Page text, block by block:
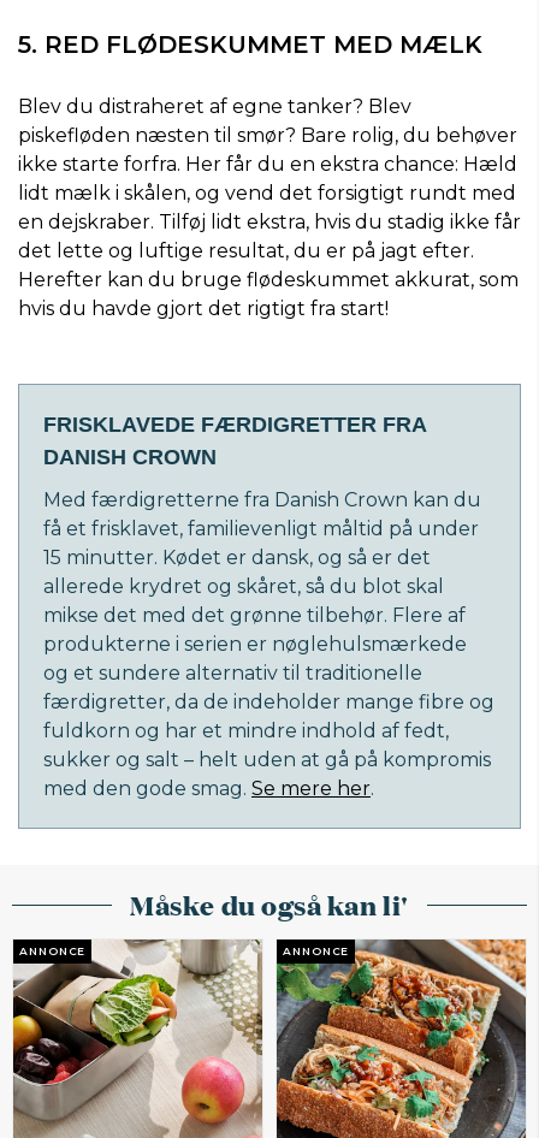
5. RED FLØDESKUMMET MED MÆLK
Blev du distraheret af egne tanker? Blev
piskefløden næsten til smør? Bare rolig, du behøver
ikke starte forfra. Her får du en ekstra chance: Hæld
lidt mælk i skålen, og vend det forsigtigt rundt med
en dejskraber. Tilføj lidt ekstra, hvis du stadig ikke får
det lette og luftige resultat, du er på jagt efter.
Herefter kan du bruge flødeskummet akkurat, som
hvis du havde gjort det rigtigt fra start!
FRISKLAVEDE FÆRDIGRETTER FRA
DANISH CROWN
Med færdigretterne fra Danish Crown kan du
få et frisklavet, familievenligt måltid på under
15 minutter. Kødet er dansk, og så er det
allerede krydret og skåret, så du blot skal
mikse det med det grønne tilbehør. Flere af
produkterne i serien er nøglehulsmærkede
og et sundere alternativ til traditionelle
færdigretter, da de indeholder mange fibre og
fuldkorn og har et mindre indhold af fedt,
sukker og salt – helt uden at gå på kompromis
med den gode smag. Se mere her.
Måske du også kan li'
ANNONCE ANNONCE